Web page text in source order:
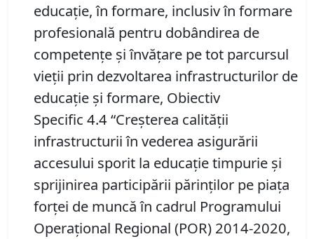
educație, în formare, inclusiv în formare
profesională pentru dobândirea de
competențe și învățare pe tot parcursul
vieții prin dezvoltarea infrastructurilor de
educație și formare, Obiectiv
Specific 4.4 “Creșterea calității
infrastructurii în vederea asigurării
accesului sporit la educaţie timpurie şi
sprijinirea participării părinţilor pe piaţa
forţei de muncă în cadrul Programului
Operaţional Regional (POR) 2014-2020,